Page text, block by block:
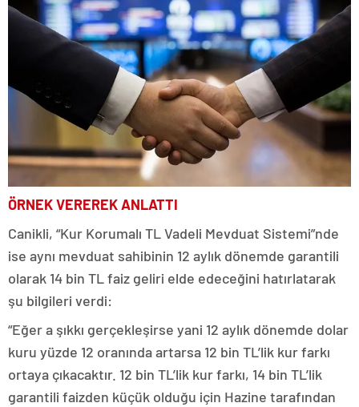
ÖRNEK VEREREK ANLATTI
Canikli, “Kur Korumalı TL Vadeli Mevduat Sistemi”nde
ise aynı mevduat sahibinin 12 aylık dönemde garantili
olarak 14 bin TL faiz geliri elde edeceğini hatırlatarak
şu bilgileri verdi:
“Eğer a şıkkı gerçekleşirse yani 12 aylık dönemde dolar
kuru yüzde 12 oranında artarsa 12 bin TL’lik kur farkı
ortaya çıkacaktır. 12 bin TL’lik kur farkı, 14 bin TL’lik
garantili faizden küçük olduğu için Hazine tarafından